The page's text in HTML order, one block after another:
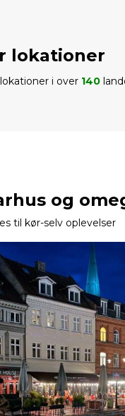
lokationer
i over 140
og
til kør-selv oplevelser